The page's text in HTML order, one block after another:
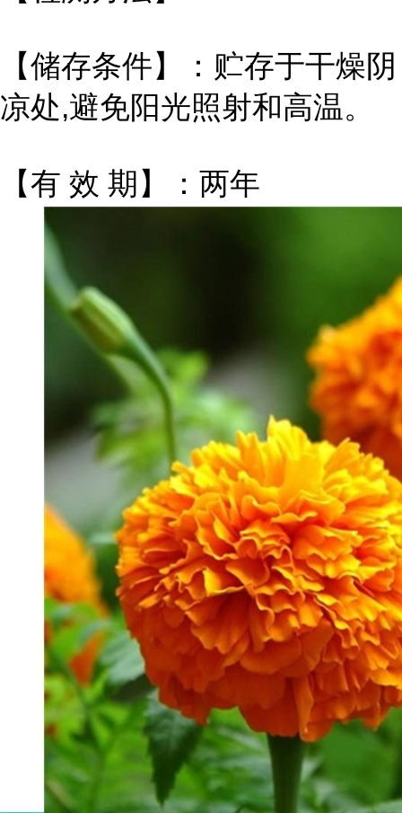
【储存条件】：贮存于干燥阴
凉处,避免阳光照射和高温。
【有 效 期】：两年